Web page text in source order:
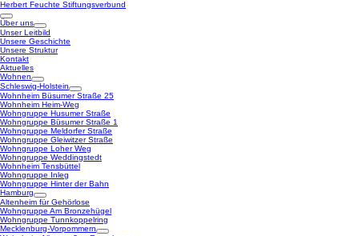
Herbert Feuchte Stiftungsverbund
Über uns
Unser Leitbild
Unsere Geschichte
Unsere Struktur
Kontakt
Aktuelles
Wohnen
Schleswig-Holstein
Wohnheim Büsumer Straße 25
Wohnheim Heim-Weg
Wohngruppe Husumer Straße
Wohngruppe Büsumer Straße 1
Wohngruppe Meldorfer Straße
Wohngruppe Gleiwitzer Straße
Wohngruppe Loher Weg
Wohngruppe Weddingstedt
Wohnheim Tensbüttel
Wohngruppe Inleg
Wohngruppe Hinter der Bahn
Hamburg
Altenheim für Gehörlose
Wohngruppe Am Bronzehügel
Wohngruppe Tunnkoppelring
Mecklenburg-Vorpommern